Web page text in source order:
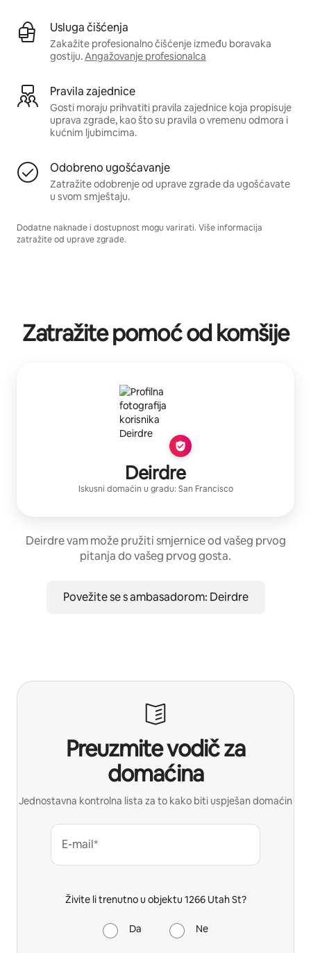
Usluga čišćenja
Zakažite profesionalno čišćenje između boravaka
gostiju.Angažovanje profesionalca
Pravila zajednice
Gosti moraju prihvatiti pravila zajednice koja propisuje
uprava zgrade, kao što su pravila o vremenu odmora i
kućnim ljubimcima.
Odobreno ugošćavanje
Zatražite odobrenje od uprave zgrade da ugošćavate
u svom smještaju.
Dodatne naknade i dostupnost mogu varirati. Više informacija
zatražite od uprave zgrade.
Zatražite pomoć od komšije
Deirdre
Iskusni domaćin u gradu: San Francisco
Deirdre vam može pružiti smjernice od vašeg prvog
pitanja do vašeg prvog gosta.
Povežite se s ambasadorom: Deirdre
Preuzmite vodič za
domaćina
Jednostavna kontrolna lista za to kako biti uspješan domaćin
E-mail*
Živite li trenutno u objektu 1266 Utah St?
Da Ne